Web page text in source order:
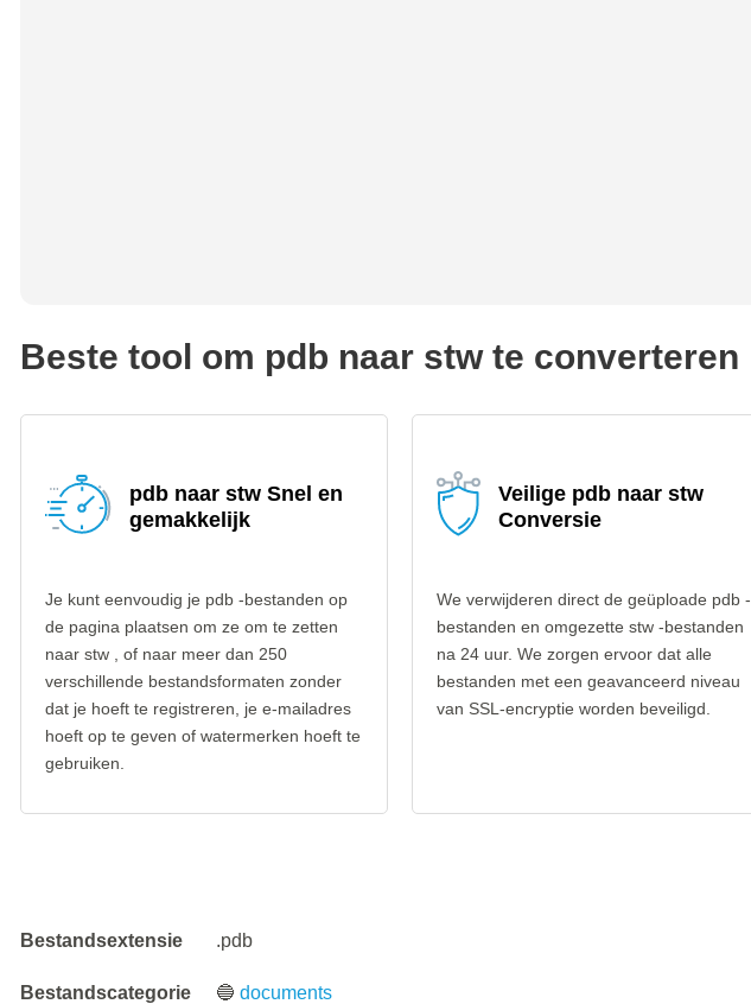
Beste tool om pdb naar stw te converteren
pdb naar stw Snel en
gemakkelijk
Je kunt eenvoudig je pdb -bestanden op
de pagina plaatsen om ze om te zetten
naar stw , of naar meer dan 250
verschillende bestandsformaten zonder
dat je hoeft te registreren, je e-mailadres
hoeft op te geven of watermerken hoeft te
gebruiken.
Veilige pdb naar stw
Conversie
We verwijderen direct de geüploade pdb -
bestanden en omgezette stw -bestanden
na 24 uur. We zorgen ervoor dat alle
bestanden met een geavanceerd niveau
van SSL-encryptie worden beveiligd.
Bestandsextensie .pdb
Bestandscategorie 🔵documents